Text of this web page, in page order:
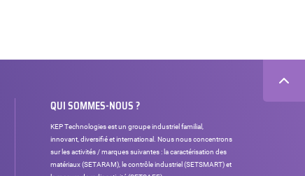
QUI SOMMES-NOUS ?
KEP Technologies est un groupe industriel familial,
innovant, diversifié et international. Nous nous concentrons
sur les activités / marques suivantes : la caractérisation des
matériaux (SETARAM), le contrôle industriel (SETSMART) et